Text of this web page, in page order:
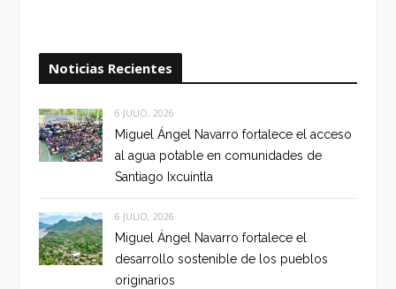
Noticias Recientes
6 JULIO, 2026
Miguel Ángel Navarro fortalece el acceso
al agua potable en comunidades de
Santiago Ixcuintla
6 JULIO, 2026
Miguel Ángel Navarro fortalece el
desarrollo sostenible de los pueblos
originarios